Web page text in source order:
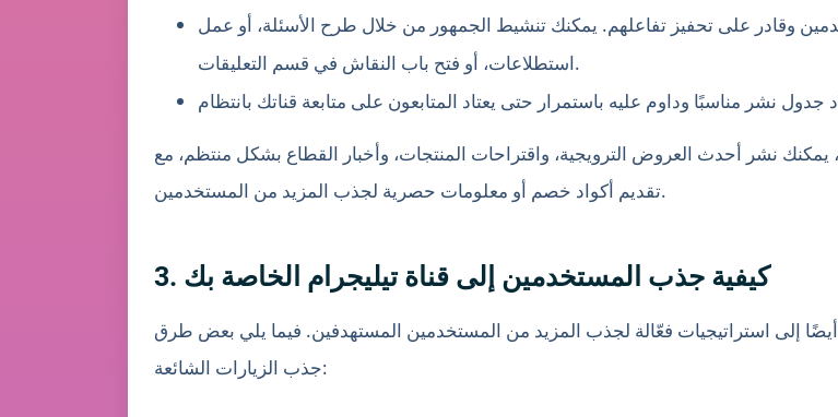
وقادر على تحفيز تفاعلهم. يمكنك تنشيط الجمهور من خلال طرح الأسئلة، أو عمل
استطلاعات، أو فتح باب النقاش في قسم التعليقات.
يمكنك نشر أحدث العروض الترويجية، واقتراحات المنتجات، وأخبار القطاع بشكل منتظم، مع
تقديم أكواد خصم أو معلومات حصرية لجذب المزيد من المستخدمين.
3. كيفية جذب المستخدمين إلى قناة تيليجرام الخاصة بك
أيضًا إلى استراتيجيات فعّالة لجذب المزيد من المستخدمين المستهدفين. فيما يلي بعض طرق
جذب الزيارات الشائعة: